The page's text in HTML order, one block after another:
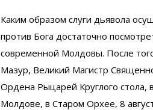
Каким образом слуги дьявола
против Бога достаточно
современной Молдовы. После
Мазур, Великий Магистр
Ордена Рыцарей Круглого стола,
Молдове, в Старом Орхее, 8